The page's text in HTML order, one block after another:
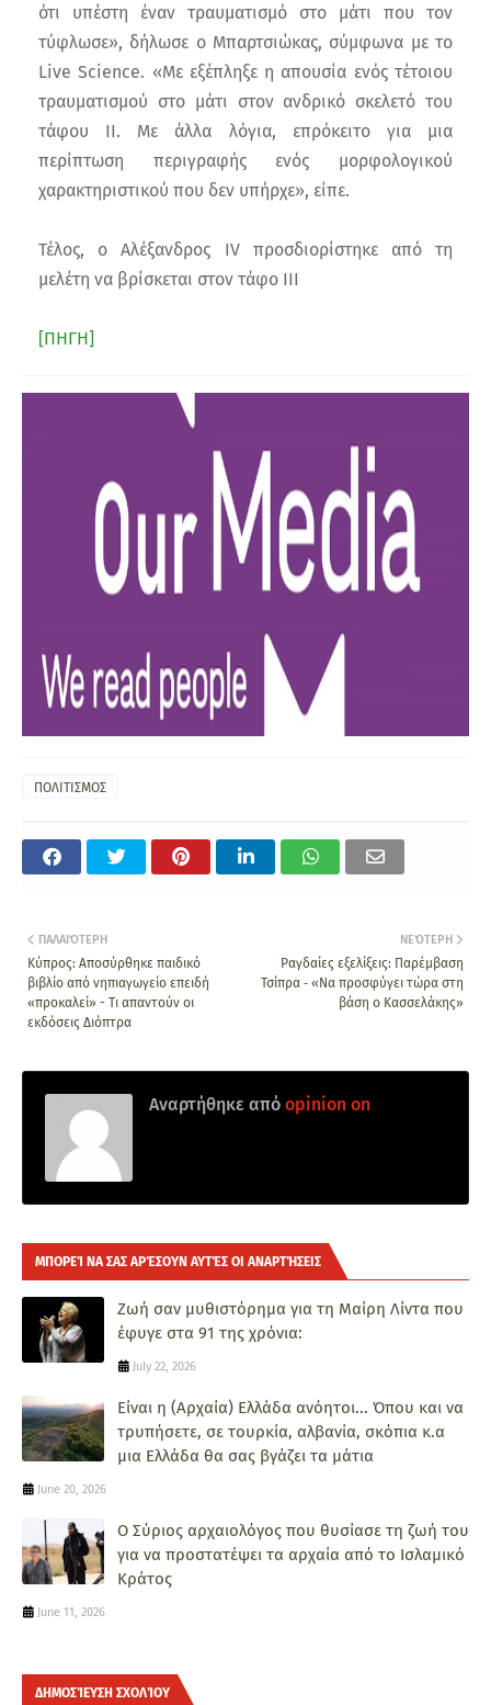
ότι υπέστη έναν τραυματισμό στο μάτι που τον
τύφλωσε», δήλωσε ο Μπαρτσιώκας, σύμφωνα με το
Live Science. «Με εξέπληξε η απουσία ενός τέτοιου
τραυματισμού στο μάτι στον ανδρικό σκελετό του
τάφου ΙΙ. Με άλλα λόγια, επρόκειτο για μια
περίπτωση περιγραφής ενός μορφολογικού
χαρακτηριστικού που δεν υπήρχε», είπε.
Τέλος, ο Αλέξανδρος IV προσδιορίστηκε από τη
μελέτη να βρίσκεται στον τάφο ΙΙΙ
[ΠΗΓΗ]
ΠΟΛΙΤΙΣΜΟΣ
ΝΕΌΤΕΡΗ
Ραγδαίες εξελίξεις: Παρέμβαση
Τσίπρα ‑ «Να προσφύγει τώρα στη
βάση ο Κασσελάκης»
ΠΑΛΑΙΌΤΕΡΗ
Κύπρος: Αποσύρθηκε παιδικό
βιβλίο από νηπιαγωγείο επειδή
«προκαλεί» - Τι απαντούν οι
εκδόσεις Διόπτρα
Αναρτήθηκε από opinion on
ΜΠΟΡΕΊ ΝΑ ΣΑΣ ΑΡΈΣΟΥΝ ΑΥΤΈΣ ΟΙ ΑΝΑΡΤΉΣΕΙΣ
Ζωή σαν μυθιστόρημα για τη Μαίρη Λίντα που
έφυγε στα 91 της χρόνια:
July 22, 2026
Είναι η (Αρχαία) Ελλάδα ανόητοι... Όπου και να
τρυπήσετε, σε τουρκία, αλβανία, σκόπια κ.α
μια Ελλάδα θα σας βγάζει τα μάτια
June 20, 2026
Ο Σύριος αρχαιολόγος που θυσίασε τη ζωή του
για να προστατέψει τα αρχαία από το Ισλαμικό
Κράτος
June 11, 2026
ΔΗΜΟΣΊΕΥΣΗ ΣΧΟΛΊΟΥ